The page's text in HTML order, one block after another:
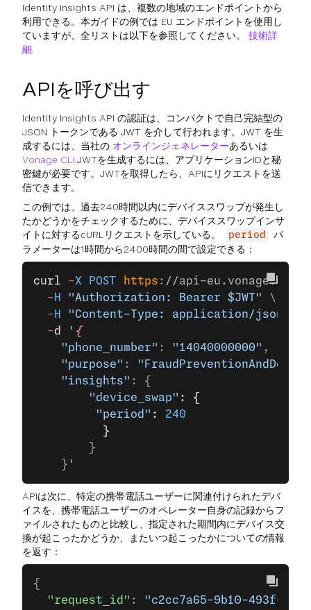
Identity Insights API は、複数の地域のエンドポイントから
利用できる。本ガイドの例では EU エンドポイントを使用し
ていますが、全リストは以下を参照してください。 技術詳
細.
APIを呼び出す
Identity Insights API の認証は、コンパクトで自己完結型の
JSON トークンである JWT を介して行われます。JWT を生
成するには、当社の オンラインジェネレーターあるいは
Vonage CLI.JWTを生成するには、アプリケーションIDと秘
密鍵が必要です。JWTを取得したら、APIにリクエストを送
信できます。
この例では、過去240時間以内にデバイススワップが発生し
たかどうかをチェックするために、デバイススワップインサ
イトに対するcURLリクエストを示している。
period
パ
ラメーターは1時間から2400時間の間で設定できる：
curl -X POST https : //api-
  -
H "Authorization: Bearer $JWT"
\
  -
H "Content-Type: application/json"
  -
d ' {
    "phone_number"
: "14040000000" ,
    "purpose"
:
    "insights"
: {
        "device_swap"
: {
         "period"
: 240
          }
        }
    }
'
APIは次に、特定の携帯電話ユーザーに関連付けられたデバ
イスを、携帯電話ユーザーのオペレーター自身の記録からフ
ァイルされたものと比較し、指定された期間内にデバイス交
換が起こったかどうか、またいつ起こったかについての情報
を返す：
{
  "request_id"
: "c2cc7a65-9b10-493f-